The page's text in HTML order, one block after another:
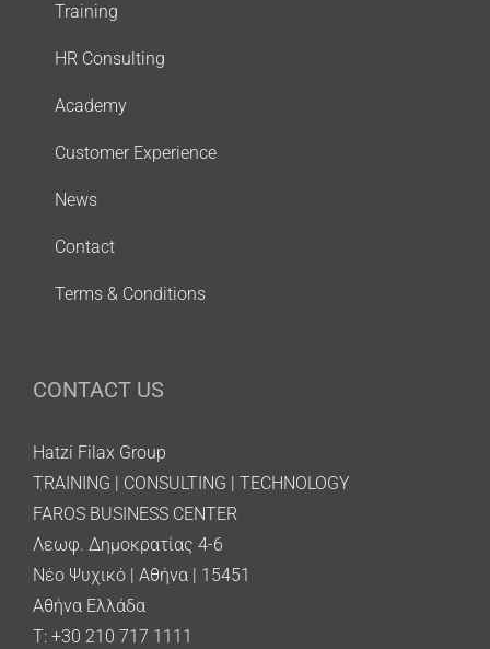
Training
HR Consulting
Academy
Customer Experience
News
Contact
Terms & Conditions
CONTACT US
Hatzi Filax Group
TRAINING | CONSULTING | TECHNOLOGY
FAROS BUSINESS CENTER
Λεωφ. Δημοκρατίας 4-6
Νέο Ψυχικό | Αθήνα | 15451
Αθήνα Ελλάδα
T: +30 210 717 1111